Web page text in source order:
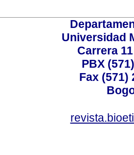
Universidad
Carrera
PBX
Fax (571)